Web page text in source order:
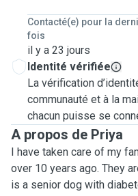
Contacté(e) pour la
fois
il y a 23 jours
Identité vérifiée
La vérification
communauté et à la
chacun puisse se
A propos de Priya
I have taken care of my
over 10 years ago. They
is a senior dog with